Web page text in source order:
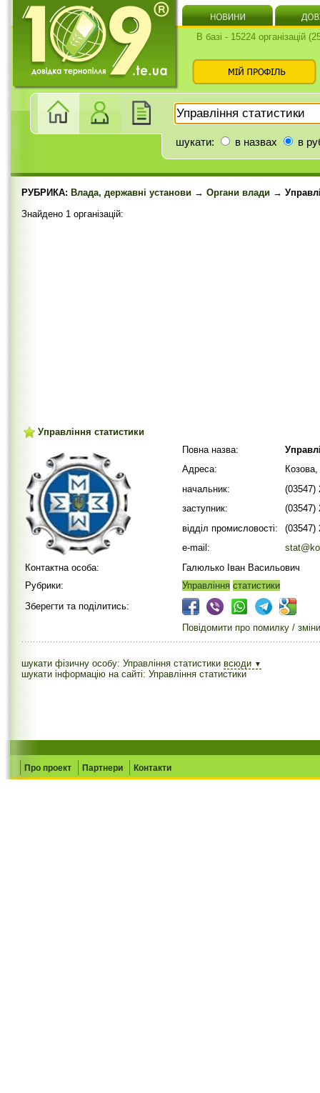
В базі - 15224 організацій
шукати: в назвах в
РУБРИКА: Влада, державні установи → Органи влади →
Знайдено 1 організацій:
Управління статистики
Повна назва:
Адреса:
начальник:
(03547)
заступник:
(03547)
відділ промисловості:
(03547)
e-mail:
Контактна особа:
Галюлько Іван Васильович
Рубрики:
Управління статистики
Зберегти та поділитись:
Повідомити про помилку / зміни
шукати фізичну особу: Управління статистики всюди ▼
шукати інформацію на сайті: Управління статистики
Про проект Партнери Контакти